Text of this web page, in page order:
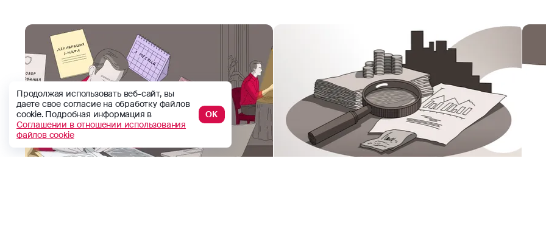
Продолжая использовать веб-сайт, вы
даете свое согласие на обработку файлов
cookie. Подробная информация в
Соглашении в отношении использования
файлов cookie
ОК